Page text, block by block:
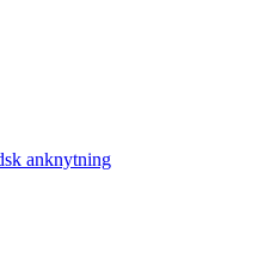
anknytning